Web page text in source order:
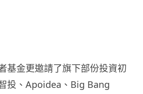
基金更邀請了旗下部份投資初
投、Apoidea、Big Bang